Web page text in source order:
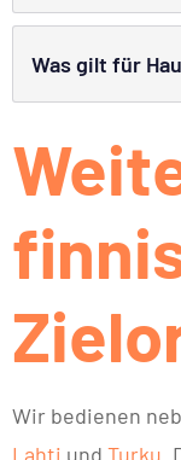
Was gilt für
Wir bedienen
Lahti und Turku